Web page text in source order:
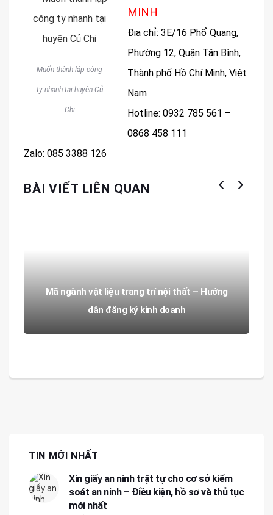
Muốn thành lập công
ty nhanh tại huyện Củ
Chi
MINH
Địa chỉ: 3E/16 Phổ Quang,
Phường 12, Quận Tân Bình,
Thành phố Hồ Chí Minh, Việt
Nam
Hotline: 0932 785 561 –
0868 458 111
Zalo: 085 3388 126
BÀI VIẾT LIÊN QUAN
Mã ngành vật liệu trang trí nội thất – Hướng
dẫn đăng ký kinh doanh
TIN MỚI NHẤT
Xin giấy an ninh trật tự cho cơ sở kiểm
soát an ninh – Điều kiện, hồ sơ và thủ tục
mới nhất